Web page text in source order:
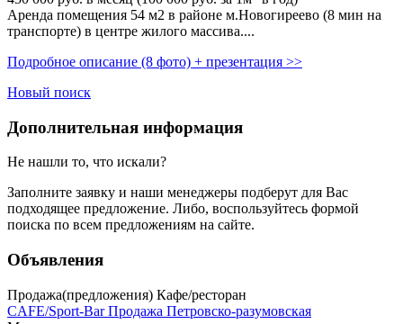
Аренда помещения 54 м2 в районе м.Новогиреево (8 мин на
транспорте) в центре жилого массива....
Подробное описание (8 фото) + презентация >>
Новый поиск
Дополнительная информация
Не нашли то, что искали?
Заполните заявку и наши менеджеры подберут для Вас
подходящее предложение. Либо, воспользуйтесь формой
поиска по всем предложениям на сайте.
Объявления
Продажа(предложения) Кафе/ресторан
CAFE/Sport-Bar Продажа Петровско-разумовская